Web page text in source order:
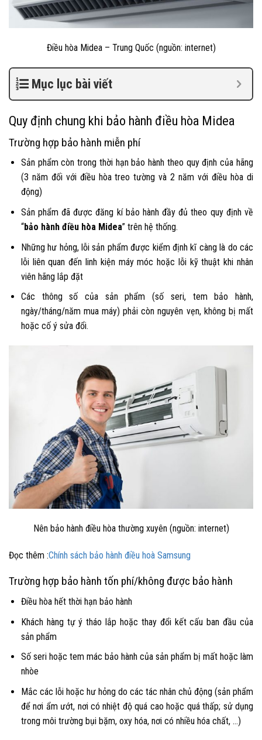
Điều hòa Midea – Trung Quốc (nguồn: internet)
Mục lục bài viết
Quy định chung khi bảo hành điều hòa Midea
Trường hợp bảo hành miễn phí
Sản phẩm còn trong thời hạn bảo hành theo quy định của hãng
(3 năm đối với điều hòa treo tườngvà 2 năm với điều hòa di
động)
Sản phẩm đã được đăng kí bảo hành đầy đủ theo quy định về
“bảo hành điều hòa Midea” trên hệ thống.
Những hư hỏng, lỗi sản phẩm được kiểm địnhkĩcàng là do các
lỗi liên quan đến linh kiện máy móc hoặc lỗi kỹ thuật khi nhân
viên hãng lắp đặt
Các thông số của sản phẩm (số seri, tem bảo hành,
ngày/tháng/năm mua máy) phải còn nguyên vẹn, không bị mất
hoặc cố ý sửa đổi.
Nên bảo hành điều hòa thường xuyên (nguồn: internet)
Đọc thêm :Chính sách bảo hành điều hoà Samsung
Trường hợp bảo hành tốn phí/không được bảo hành
Điều hòa hết thời hạn bảo hành
Khách hàng tự ý tháo lắp hoặc thay đổi kết cấu ban đầu của
sản phẩm
Số seri hoặc tem mác bảo hành của sản phẩm bị mất hoặc làm
nhòe
Mắc các lỗi hoặc hư hỏng do các tác nhân chủ động (sản phẩm
để nơi ẩm ướt, nơi có nhiệt độ quá cao hoặc quá thấp; sử dụng
trong môi trường bụi bặm, oxy hóa, nơi có nhiều hóa chất, …)